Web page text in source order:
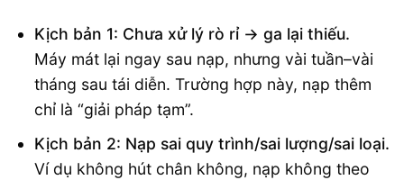
Kịch bản 1: Chưa xử lý rò rỉ → ga lại thiếu.
Máy mát lại ngay sau nạp, nhưng vài tuần–vài
tháng sau tái diễn. Trường hợp này, nạp thêm
chỉ là “giải pháp tạm”.
Kịch bản 2: Nạp sai quy trình/sai lượng/sai loại.
Ví dụ không hút chân không, nạp không theo